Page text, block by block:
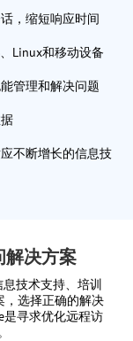
，缩短响应时间
Linux和移动设备
管理和解决问题
不断增长的信息技
解决方案
技术支持、培训
，选择正确的解决
是寻求优化远程访